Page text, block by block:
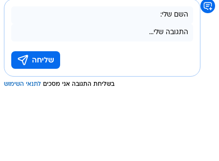
בשליחת התגובה אני מסכים לתנאי השימוש